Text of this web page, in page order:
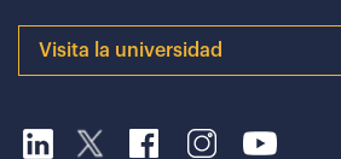
Visita la universidad